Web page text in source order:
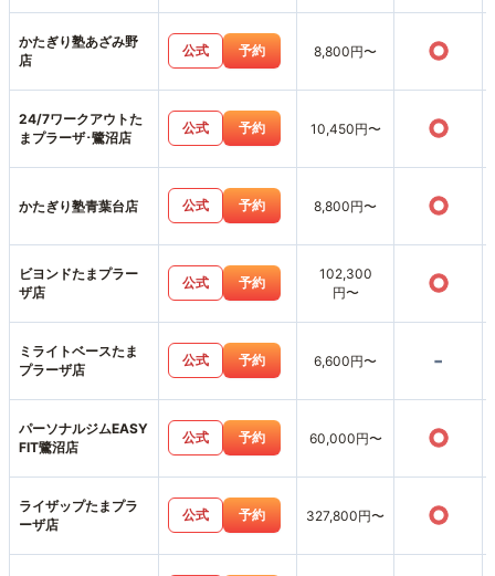
かたぎり塾あざみ野
店
公式 予約 8,800円〜 ○
24/7ワークアウトた
まプラーザ･鷺沼店
公式 予約 10,450円〜 ○
かたぎり塾青葉台店 公式 予約 8,800円〜 ○
ビヨンドたまプラー
ザ店
公式 予約
102,300
円〜
○
ミライトベースたま
プラーザ店
公式 予約 6,600円〜 -
パーソナルジムEASY
FIT鷺沼店
公式 予約 60,000円〜 ○
ライザップたまプラ
ーザ店
公式 予約 327,800円〜 ○